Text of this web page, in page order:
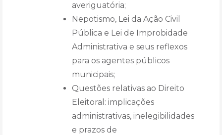
averiguatória;
Nepotismo, Lei da Ação Civil
Pública e Lei de Improbidade
Administrativa e seus reflexos
para os agentes públicos
municipais;
Questões relativas ao Direito
Eleitoral: implicações
administrativas, inelegibilidades
e prazos de